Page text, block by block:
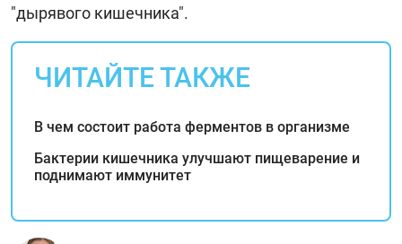
"дырявого кишечника".
ЧИТАЙТЕ ТАКЖЕ
В чем состоит работа ферментов в организме
Бактерии кишечника улучшают пищеварение и
поднимают иммунитет